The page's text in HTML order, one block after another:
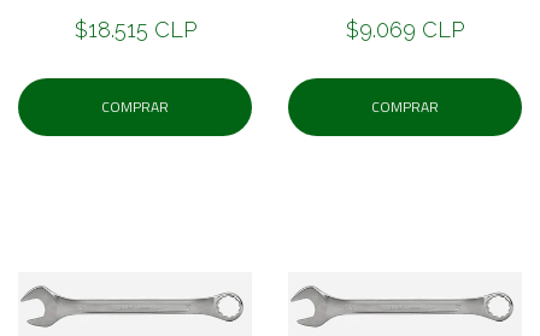
$18.515 CLP
COMPRAR
$9.069 CLP
COMPRAR